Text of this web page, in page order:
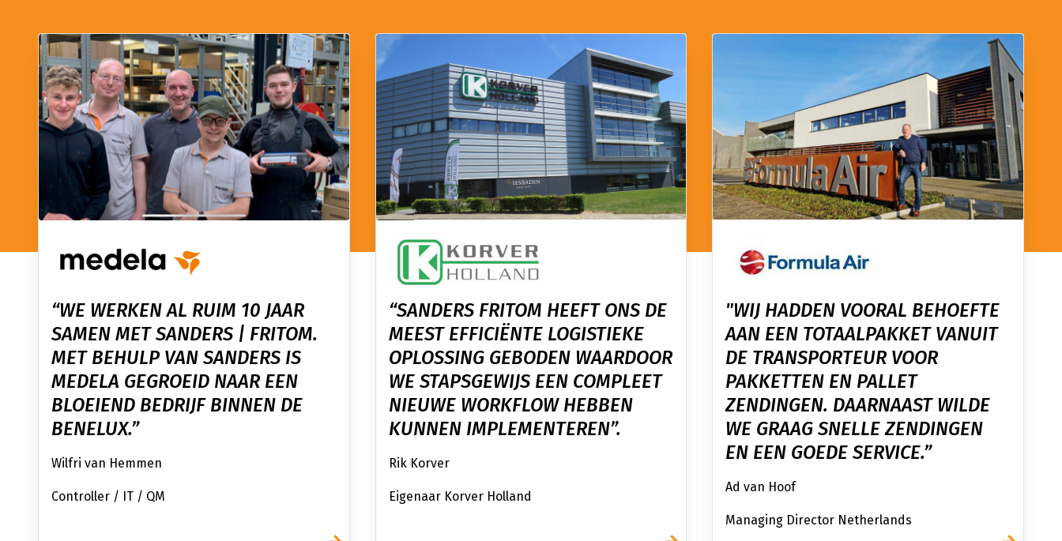
“WE WERKEN AL RUIM 10 JAAR
SAMEN MET SANDERS | FRITOM.
MET BEHULP VAN SANDERS IS
MEDELA GEGROEID NAAR EEN
BLOEIEND BEDRIJF BINNEN DE
BENELUX.”
Wilfri van Hemmen
Controller / IT / QM
“SANDERS FRITOM HEEFT ONS DE
MEEST EFFICIËNTE LOGISTIEKE
OPLOSSING GEBODEN WAARDOOR
WE STAPSGEWIJS EEN COMPLEET
NIEUWE WORKFLOW HEBBEN
KUNNEN IMPLEMENTEREN”.
Rik Korver
Eigenaar Korver Holland
"WIJ HADDEN VOORAL BEHOEFTE
AAN EEN TOTAALPAKKET VANUIT
DE TRANSPORTEUR VOOR
PAKKETTEN EN PALLET
ZENDINGEN. DAARNAAST WILDE
WE GRAAG SNELLE ZENDINGEN
EN EEN GOEDE SERVICE.”
Ad van Hoof
Managing Director Netherlands